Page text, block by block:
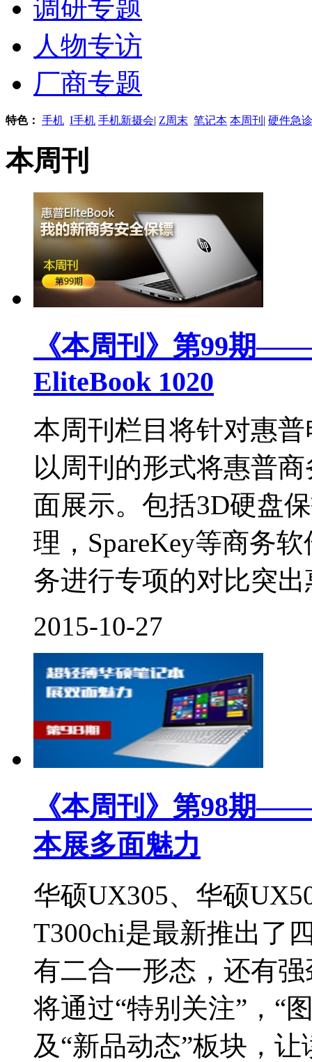
调研专题
人物专访
厂商专题
特色： 手机 I手机 手机新摄会| Z周末 笔记本 本周刊 | 硬件急
本周刊
《本周刊》第99期
EliteBook 1020
本周刊栏目将针对惠
以周刊的形式将惠普
面展示。包括3D硬盘
理，SpareKey等商务
务进行专项的对比突
2015-10-27
《本周刊》第98期
本展多面魅力
华硕UX305、华硕
T300chi是最新推出了
有二合一形态，还有
将通过“特别关注”，“
及“新品动态”板块，